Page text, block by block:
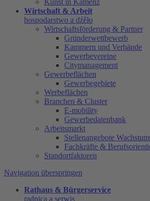
Kunst in Kamenz
Wirtschaft & Arbeit
hospodarstwo a dźěło
Wirtschaftsförderung & Partner
Gründerwettbewerb
Kammern und Verbände
Gewerbevereine
Citymanagement
Gewerbeflächen
Gewerbegebiete
Werbeflächen
Branchen & Cluster
E-mobility
Gewerbedatenbank
Arbeitsmarkt
Stellenangebote
Fachkräfte &
Standortfaktoren
Navigation überspringen
Rathaus & Bürgerservice
radnica a serwis